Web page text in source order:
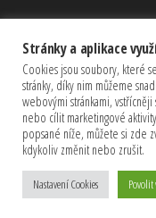
Stránky a aplikace
Cookies jsou soubory, které
stránky, díky nim můžeme
webovými stránkami,
nebo cílit marketingové
popsané níže, můžete si zde
kdykoliv změnit nebo zrušit.
Nastavení Cookies Povolit